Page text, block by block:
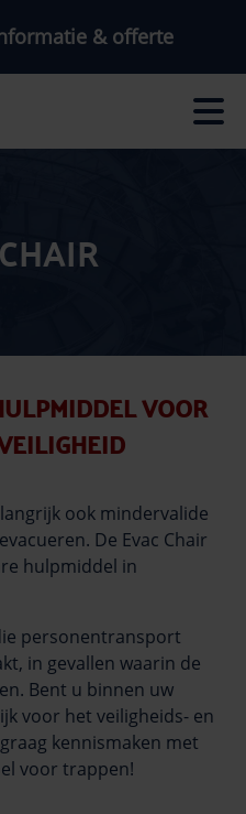
& offerte
VOOR
ook mindervalide
De Evac Chair
hulpmiddel in
personentransport
in gevallen waarin de
Bent u binnen uw
voor het veiligheids- en
kennismaken met
voor trappen!